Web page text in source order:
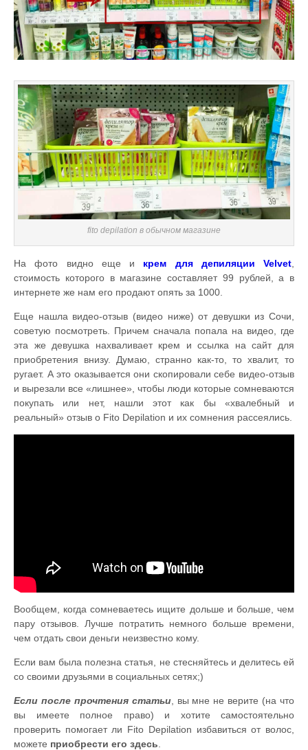
fito depilation в обычном магазине
На фото видно еще и крем для депиляции Velvet,
стоимость которого в магазине составляет 99 рублей, а в
интернете же нам его продают опять за 1000.
Еще нашла видео-отзыв (видео ниже) от девушки из Сочи,
советую посмотреть. Причем сначала попала на видео, где
эта же девушка нахваливает крем и ссылка на сайт для
приобретения внизу. Думаю, странно как-то, то хвалит, то
ругает. А это оказывается они скопировали себе видео-отзыв
и вырезали все «лишнее», чтобы люди которые сомневаются
покупать или нет, нашли этот как бы «хвалебный и
реальный» отзыв о Fito Depilation и их сомнения рассеялись.
Вообщем, когда сомневаетесь ищите дольше и больше, чем
пару отзывов. Лучше потратить немного больше времени,
чем отдать свои деньги неизвестно кому.
Если вам была полезна статья, не стесняйтесь и делитесь ей
со своими друзьями в социальных сетях;)
Если после прочтения статьи, вы мне не верите (на что
вы имеете полное право) и хотите самостоятельно
проверить помогает ли Fito Depilation избавиться от волос,
можете приобрести его здесь